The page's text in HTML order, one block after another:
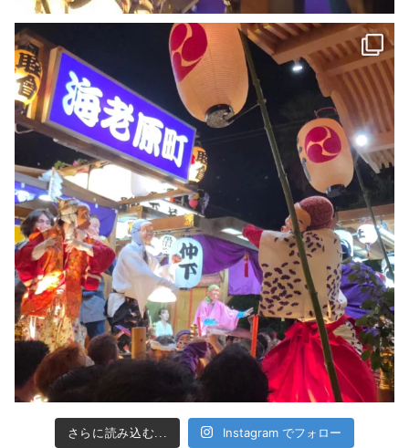
さらに読み込む... Instagram でフォロー